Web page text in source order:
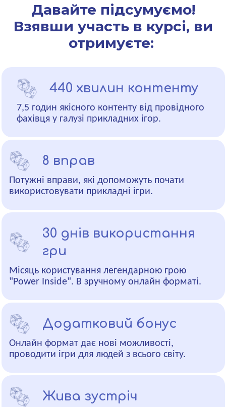
Давайте підсумуємо!
Взявши участь в курсі, ви
отримуєте:
440 хвилин контенту
7,5 годин якісного контенту від провідного
фахівця у галузі прикладних ігор.
8 вправ
Потужні вправи, які допоможуть почати
використовувати прикладні ігри.
30 днів використання
гри
Місяць користування легендарною грою
"Power Inside". В зручному онлайн форматі.
Додатковий бонус
Онлайн формат дає нові можливості,
проводити ігри для людей з всього світу.
Жива зустріч